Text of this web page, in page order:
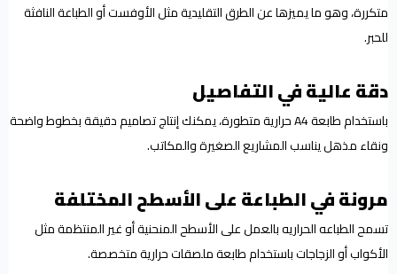
متكررة، وهو ما يميزها عن الطرق التقليدية مثل الأوفست أو الطباعة النافثة
للحبر.
دقة عالية في التفاصيل
باستخدام طابعة A4 حرارية متطورة، يمكنك إنتاج تصاميم دقيقة بخطوط واضحة
ونقاء مذهل يناسب المشاريع الصغيرة والمكاتب.
مرونة في الطباعة على الأسطح المختلفة
تسمح الطباعه الحراريه بالعمل على الأسطح المنحنية أو غير المنتظمة مثل
الأكواب أو الزجاجات باستخدام طابعة ملصقات حرارية متخصصة.